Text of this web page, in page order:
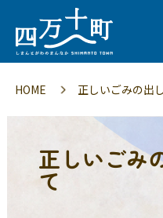
HOME 正しいごみの出
正しいごみ
て